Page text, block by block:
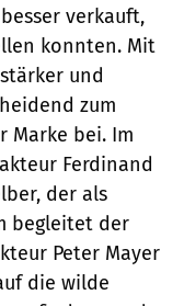
verkauft,
konnten. Mit
und
zum
Marke bei. Im
Ferdinand
der als
begleitet der
Peter Mayer
die wilde